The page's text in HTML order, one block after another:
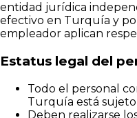
entidad jurídica
efectivo en Turquía y
empleador aplican
Estatus legal del
Todo el personal
Turquía está sujeto
Deben realizarse